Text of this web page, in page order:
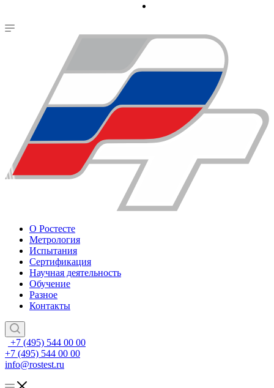
О Ростесте
Метрология
Испытания
Сертификация
Научная деятельность
Обучение
Разное
Контакты
+7 (495) 544 00 00
+7 (495) 544 00 00
info@rostest.ru